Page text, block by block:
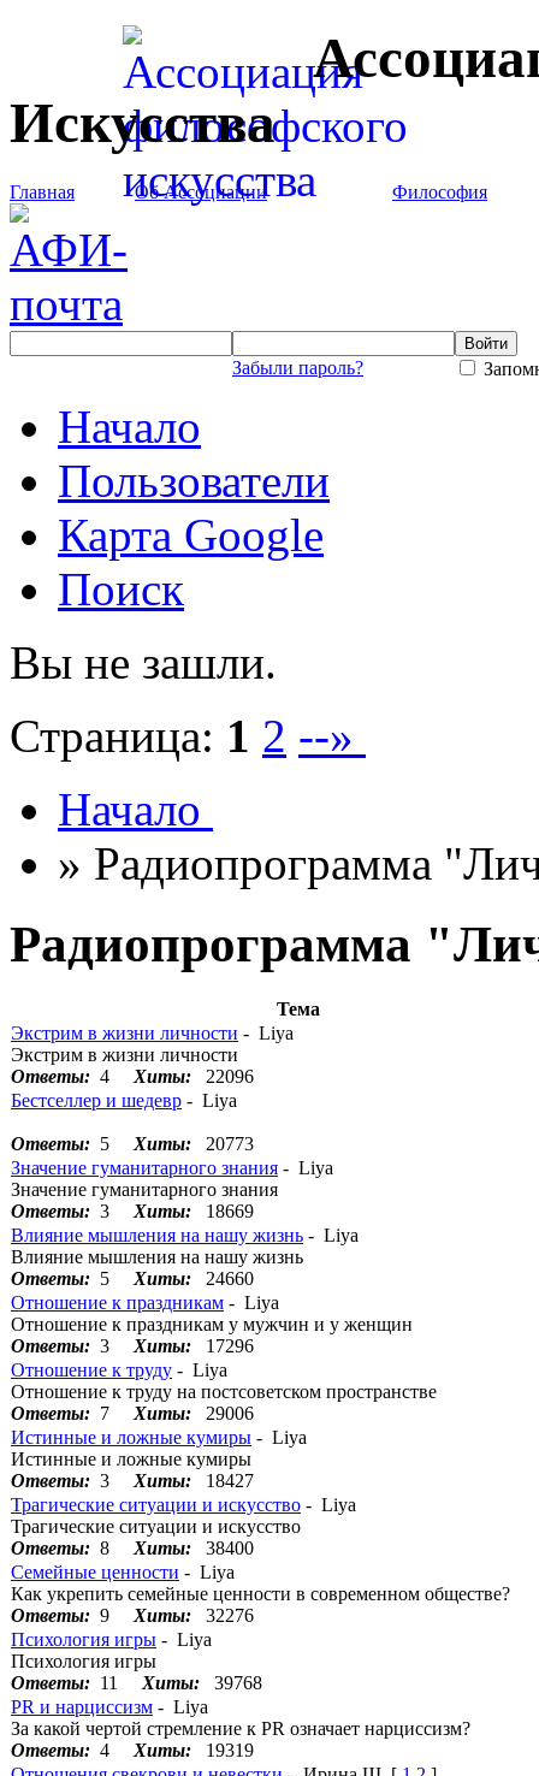
Искусства
Главная Об Ассоциации Философия
Забыли пароль?
Начало
Пользователи
Карта Google
Поиск
Вы не зашли.
Страница: 1 2 --»
Начало
» Радиопрограмма
Радиопрограмма
Тема
Экстрим в жизни личности - Liya
Экстрим в жизни личности
Ответы: 4 Хиты: 22096
Бестселлер и шедевр - Liya
Ответы: 5 Хиты: 20773
Значение гуманитарного знания - Liya
Значение гуманитарного знания
Ответы: 3 Хиты: 18669
Влияние мышления на нашу жизнь - Liya
Влияние мышления на нашу жизнь
Ответы: 5 Хиты: 24660
Отношение к праздникам - Liya
Отношение к праздникам у мужчин и у женщин
Ответы: 3 Хиты: 17296
Отношение к труду - Liya
Отношение к труду на постсоветском пространстве
Ответы: 7 Хиты: 29006
Истинные и ложные кумиры - Liya
Истинные и ложные кумиры
Ответы: 3 Хиты: 18427
Трагические ситуации и искусство - Liya
Трагические ситуации и искусство
Ответы: 8 Хиты: 38400
Семейные ценности - Liya
Как укрепить семейные ценности в современном обществе?
Ответы: 9 Хиты: 32276
Психология игры - Liya
Психология игры
Ответы: 11 Хиты: 39768
PR и нарциссизм - Liya
За какой чертой стремление к PR означает нарциссизм?
Ответы: 4 Хиты: 19319